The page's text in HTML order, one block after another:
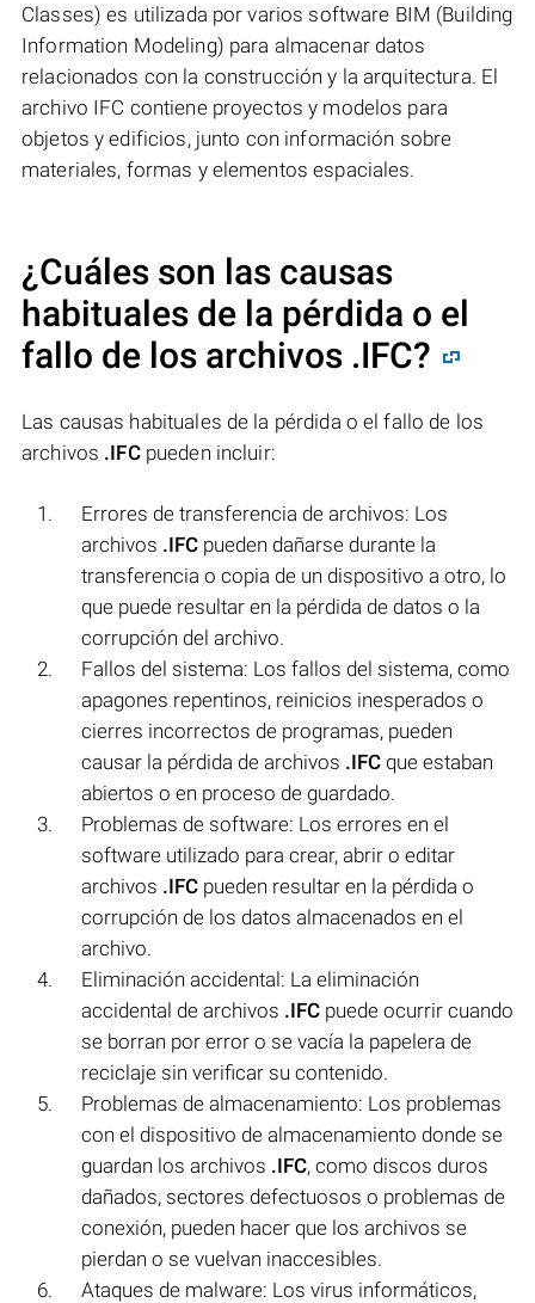
Classes) es utilizada por varios software BIM (Building
Information Modeling) para almacenar datos
relacionados con la construcción y la arquitectura. El
archivo IFC contiene proyectos y modelos para
objetos y edificios, junto con información sobre
materiales, formas y elementos espaciales.
¿Cuáles son las causas
habituales de la pérdida o el
fallo de los archivos .IFC?
Las causas habituales de la pérdida o el fallo de los
archivos .IFCpueden incluir:
Errores de transferencia de archivos: Los
archivos .IFC pueden dañarse durante la
transferencia o copia de un dispositivo a otro, lo
que puede resultar en la pérdida de datos o la
corrupción del archivo.
Fallos del sistema: Los fallos del sistema, como
apagones repentinos, reinicios inesperados o
cierres incorrectos de programas, pueden
causar la pérdida de archivos .IFC que estaban
abiertos o en proceso de guardado.
Problemas de software: Los errores en el
software utilizado para crear, abrir o editar
archivos .IFC pueden resultar en la pérdida o
corrupción de los datos almacenados en el
archivo.
Eliminación accidental: La eliminación
accidental de archivos .IFC puede ocurrir cuando
se borran por error o se vacía la papelera de
reciclaje sin verificar su contenido.
Problemas de almacenamiento: Los problemas
con el dispositivo de almacenamiento donde se
guardan los archivos .IFC, como discos duros
dañados, sectores defectuosos o problemas de
conexión, pueden hacer que los archivos se
pierdan o se vuelvan inaccesibles.
Ataques de malware: Los virus informáticos,